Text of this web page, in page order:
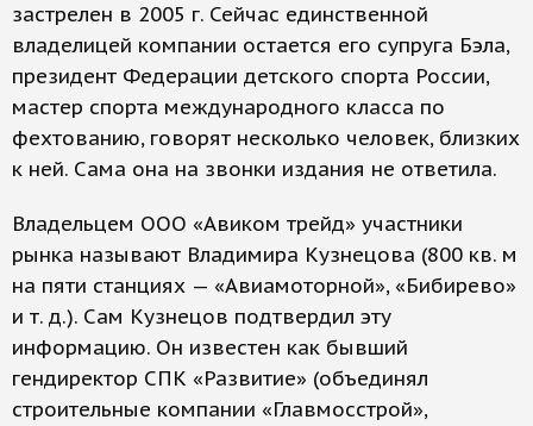
застрелен в 2005 г. Сейчас единственной
владелицей компании остается его супруга Бэла,
президент Федерации детского спорта России,
мастер спорта международного класса по
фехтованию, говорят несколько человек, близких
к ней. Сама она на звонки издания не ответила.
Владельцем ООО «Авиком трейд» участники
рынка называют Владимира Кузнецова (800 кв. м
на пяти станциях — «Авиамоторной», «Бибирево»
и т. д.). Сам Кузнецов подтвердил эту
информацию. Он известен как бывший
гендиректор СПК «Развитие» (объединял
строительные компании «Главмосстрой»,